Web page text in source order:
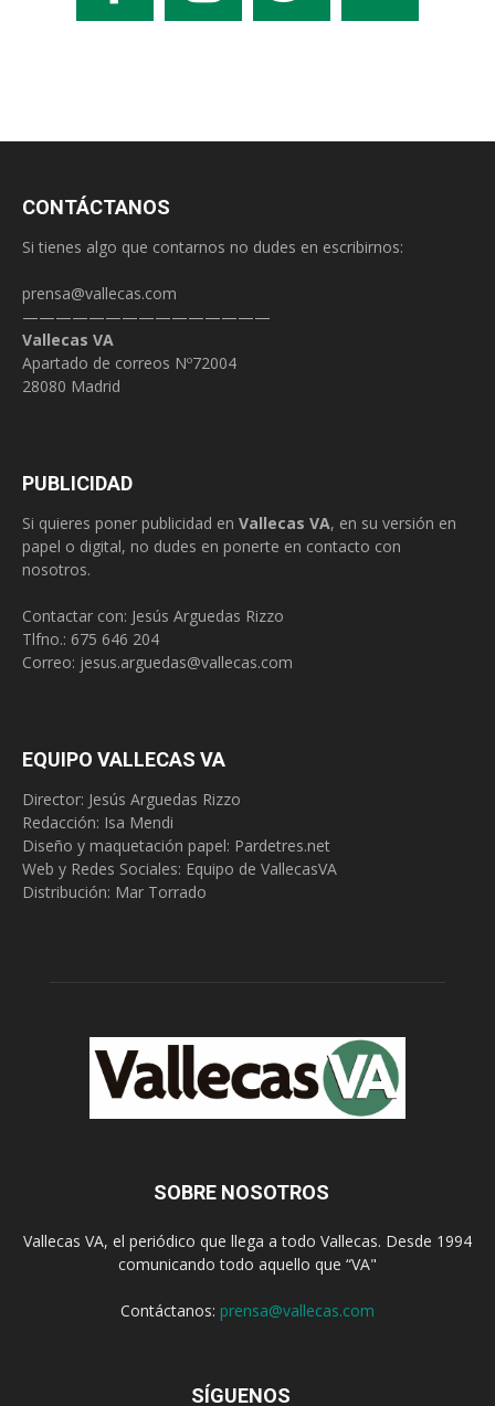
CONTÁCTANOS
Si tienes algo que contarnos no dudes en escribirnos:
prensa@vallecas.com
———————————————
Vallecas VA
Apartado de correos Nº72004
28080 Madrid
PUBLICIDAD
Si quieres poner publicidad en Vallecas VA, en su versión en
papel o digital, no dudes en ponerte en contacto con
nosotros.
Contactar con: Jesús Arguedas Rizzo
Tlfno.: 675 646 204
Correo: jesus.arguedas@vallecas.com
EQUIPO VALLECAS VA
Director: Jesús Arguedas Rizzo
Redacción: Isa Mendi
Diseño y maquetación papel: Pardetres.net
Web y Redes Sociales: Equipo de VallecasVA
Distribución: Mar Torrado
SOBRE NOSOTROS
Vallecas VA, el periódico que llega a todo Vallecas. Desde 1994
comunicando todo aquello que “VA"
Contáctanos: prensa@vallecas.com
SÍGUENOS